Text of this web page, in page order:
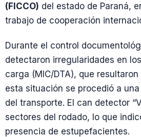
(FICCO) del estado de Paraná,
trabajo de cooperación
Durante el control
detectaron irregularidades en
carga (MIC/DTA), que
esta situación se procedió a
del transporte. El can detector
sectores del rodado, lo que
presencia de estupefacientes.